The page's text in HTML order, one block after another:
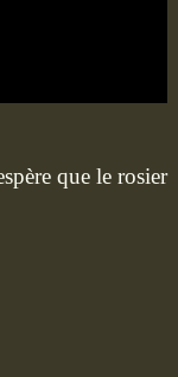
que le rosier